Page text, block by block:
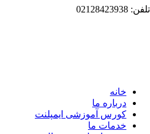
ما
آموزشی ایمپلنت
ما